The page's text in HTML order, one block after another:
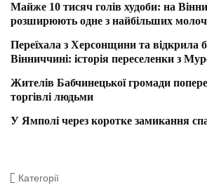
Майже 10 тисяч голів худоби: на
розширюють одне з найбільших
Переїхала з Херсонщини та відкрила
Вінниччині: історія переселенки з
Жителів Бабчинецької громади
торгівлі людьми
У Ямполі через коротке замикання
Категорії